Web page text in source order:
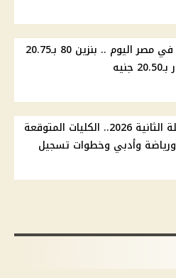
أسعار الوقود في مصر اليوم .. بنزين 80 بـ20.75
تنسيق المرحلة الثانية 2026.. الكليات المتوقعة
وأدبي وخطوات تسجيل